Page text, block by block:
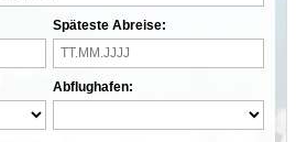
Späteste Abreise:
Abflughafen: